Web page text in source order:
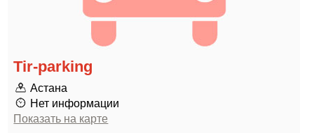
Tir-parking
Астана
Нет информации
Показать на карте